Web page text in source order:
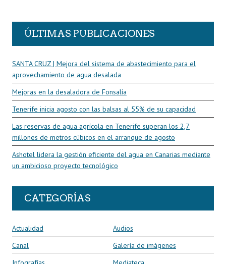
ÚLTIMAS PUBLICACIONES
SANTA CRUZ | Mejora del sistema de abastecimiento para el
aprovechamiento de agua desalada
Mejoras en la desaladora de Fonsalía
Tenerife inicia agosto con las balsas al 55% de su capacidad
Las reservas de agua agrícola en Tenerife superan los 2,7
millones de metros cúbicos en el arranque de agosto
Ashotel lidera la gestión eficiente del agua en Canarias mediante
un ambicioso proyecto tecnológico
CATEGORÍAS
Actualidad
Audios
Canal
Galería de imágenes